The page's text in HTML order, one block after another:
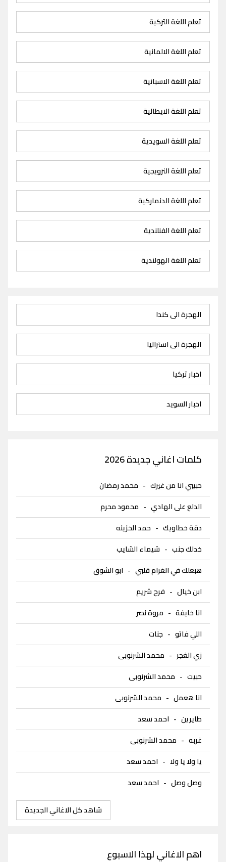
تعلم اللغة التركية
تعلم اللغة الالمانية
تعلم اللغة الاسبانية
تعلم اللغة الايطالية
تعلم اللغة السويدية
تعلم اللغة النرويجية
تعلم اللغة الدنماركية
تعلم اللغة الفنلندية
تعلم اللغة الهولندية
الهجرة الى كندا
الهجرة الى استراليا
اخبار تركيا
اخبار السويد
كلمات اغاني جديدة 2026
حبيبي انا من غيرك - محمد رمضان
الدلع على الهادي - محمود محرم
دقة خطاويك - حمد الخزينه
خدلك جنب - شيماء الشايب
هبعلك في الغرام قلبي - ابو الشوق
ابن خيال - فرح شريم
انا خايفة - مروة نصر
اللي فاتو - جنات
زي الغجر - محمد الشرنوبى
حبيت - محمد الشرنوبى
انا هعمل - محمد الشرنوبى
طايرين - احمد سعد
غربه - محمد الشرنوبى
يا ولا يا ولا - احمد سعد
وصل وصل - احمد سعد
شاهد كل الاغاني الجديدة
اهم الاغاني لهذا الاسبوع